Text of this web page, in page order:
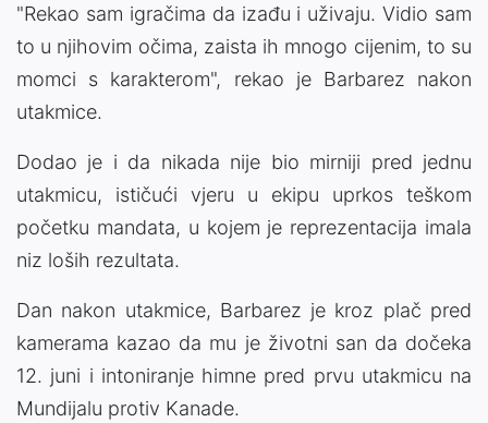
"Rekao sam igračima da izađu i uživaju. Vidio sam
to u njihovim očima, zaista ih mnogo cijenim, to su
momci s karakterom", rekao je Barbarez nakon
utakmice.
Dodao je i da nikada nije bio mirniji pred jednu
utakmicu, ističući vjeru u ekipu uprkos teškom
početku mandata, u kojem je reprezentacija imala
niz loših rezultata.
Dan nakon utakmice, Barbarez je kroz plač pred
kamerama kazao da mu je životni san da dočeka
12. juni i intoniranje himne pred prvu utakmicu na
Mundijalu protiv Kanade.